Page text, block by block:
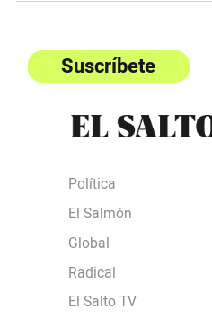
Suscríbete
Política
El Salmón
Global
Radical
El Salto TV